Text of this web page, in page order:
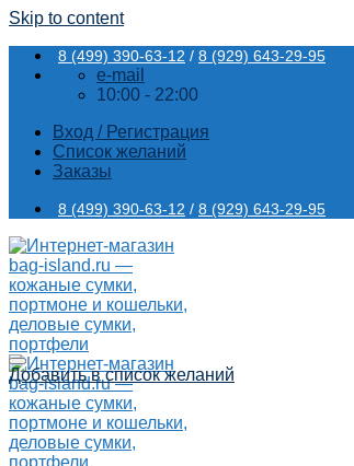
Skip to content
8 (499) 390-63-12 / 8 (929) 643-29-95
e-mail
10:00 - 22:00
Вход / Регистрация
Список желаний
Заказы
8 (499) 390-63-12 / 8 (929) 643-29-95
Добавить в список желаний